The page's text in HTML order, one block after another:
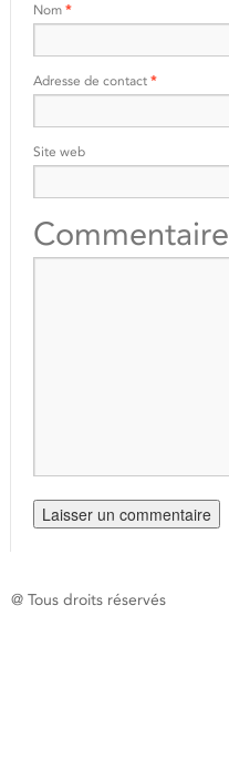
Nom *
Adresse de contact *
Site web
Commentaire
@ Tous droits réservés